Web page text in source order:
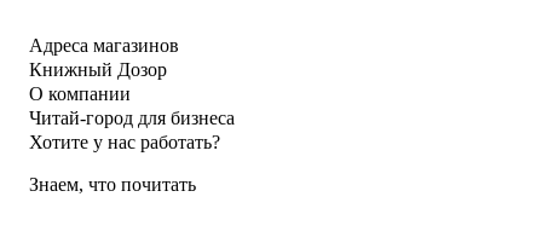
Адреса магазинов
Книжный Дозор
О компании
Читай-город для бизнеса
Хотите у нас работать?
Знаем, что почитать